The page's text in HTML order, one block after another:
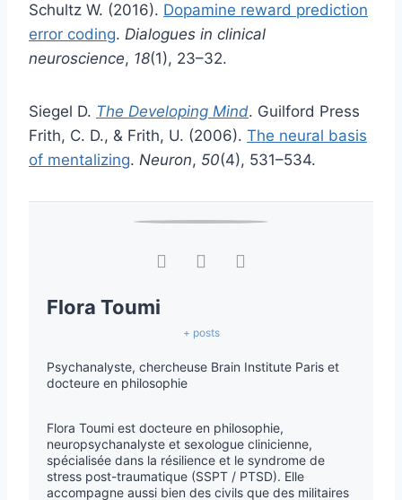
Schultz W. (2016). Dopamine reward prediction
error coding. Dialogues in clinical
neuroscience, 18(1), 23–32.
Siegel D. The Developing Mind. Guilford Press
Frith, C. D., & Frith, U. (2006). The neural basis
of mentalizing. Neuron, 50(4), 531–534.
Flora Toumi
+ posts
Psychanalyste, chercheuse Brain Institute Paris et
docteure en philosophie
Flora Toumi est docteure en philosophie,
neuropsychanalyste et sexologue clinicienne,
spécialisée dans la résilience et le syndrome de
stress post-traumatique (SSPT / PTSD). Elle
accompagne aussi bien des civils que des militaires